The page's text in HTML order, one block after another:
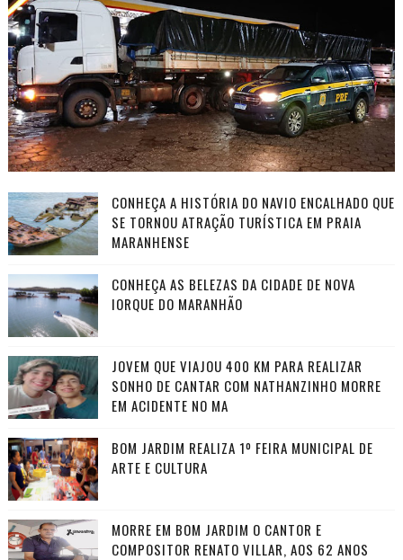
CONHEÇA A HISTÓRIA DO NAVIO ENCALHADO QUE
SE TORNOU ATRAÇÃO TURÍSTICA EM PRAIA
MARANHENSE
CONHEÇA AS BELEZAS DA CIDADE DE NOVA
IORQUE DO MARANHÃO
JOVEM QUE VIAJOU 400 KM PARA REALIZAR
SONHO DE CANTAR COM NATHANZINHO MORRE
EM ACIDENTE NO MA
BOM JARDIM REALIZA 1º FEIRA MUNICIPAL DE
ARTE E CULTURA
MORRE EM BOM JARDIM O CANTOR E
COMPOSITOR RENATO VILLAR, AOS 62 ANOS